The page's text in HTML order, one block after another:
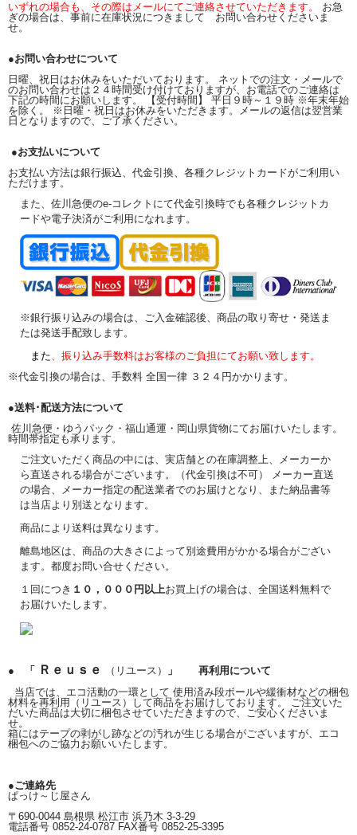
いずれの場合も、その際はメールにてご連絡させていただきます。 お急
ぎの場合は、事前に在庫状況につきまして お問い合わせくださいま
せ。
●お問い合わせについて
日曜、祝日はお休みをいただいております。 ネットでの注文・メールで
のお問い合わせは２４時間受け付けておりますが、お電話でのご連絡は
下記の時間にお願いします。 【受付時間】 平日９時～１９時 ※年末年始
を除く。 ※日曜・祝日はお休みをいただきます。メールの返信は翌営業
日となりますので、ご了承ください。
●お支払いについて
お支払い方法は銀行振込、代金引換、各種クレジットカードがご利用い
ただけます。
また、佐川急便のe-コレクトにて代金引換時でも各種クレジットカ
ードや電子決済がご利用になれます。
※銀行振り込みの場合は、ご入金確認後、商品の取り寄せ・発送ま
たは発送手配致します。
また、振り込み手数料はお客様のご負担にてお願い致します。
※代金引換の場合は、手数料 全国一律 ３２４円かかります。
●送料･配送方法について
佐川急便・ゆうパック・福山通運・岡山県貨物にてお届けいたします。
時間帯指定も承ります。
ご注文いただく商品の中には、実店舗との在庫調整上、メーカーか
ら直送される場合がございます。（代金引換は不可） メーカー直送
の場合、メーカー指定の配送業者でのお届けとなり、また納品書等
は当店より別送となります。
商品により送料は異なります。
離島地区は、商品の大きさによって別途費用がかかる場合がござい
ます。都度お問い合せください。
１回につき １０，０００円以上お買上げの場合は、全国送料無料で
お届けいたします。
● 「 Ｒｅｕｓｅ （リユース）
」 再利用について
当店では、エコ活動の一環として 使用済み段ボールや緩衝材などの梱包
材料を再利用（リユース）して商品をお届けしております。 ご注文いた
だいた商品は大切に梱包させていただきますので、ご安心くださいま
せ。
箱にはテープの剥がし跡などの汚れが生じる場合がございますが、エコ
梱包へのご協力お願いいたします。
●ご連絡先
ぱっけ～じ屋さん
〒690-0044 島根県 松江市 浜乃木 3-3-29
電話番号 0852-24-0787 FAX番号 0852-25-3395